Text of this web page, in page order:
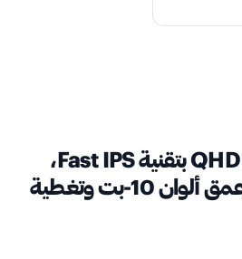
شاشة ألعاب ماجستي مقاس 27 بوصة بدقة QHD (2560x1440) بتقنية Fast IPS،
معدل تحديث 275Hz، زمن استجابة 1ms، دعم HDR400 وعمق ألوان 10-بت وتغطية